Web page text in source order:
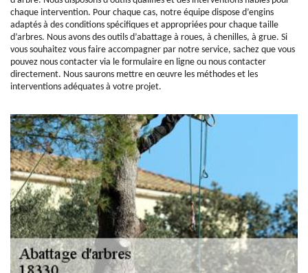
chaque intervention. Pour chaque cas, notre équipe dispose d’engins
adaptés à des conditions spécifiques et appropriées pour chaque taille
d’arbres. Nous avons des outils d’abattage à roues, à chenilles, à grue. Si
vous souhaitez vous faire accompagner par notre service, sachez que vous
pouvez nous contacter via le formulaire en ligne ou nous contacter
directement. Nous saurons mettre en œuvre les méthodes et les
interventions adéquates à votre projet.